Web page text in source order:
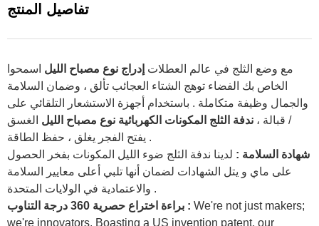
تفاصيل المنتج
مع وضع الثلج في عالم العطلات إدراج نوع مصباح الليل اسمحوا
الخاص بك الفضاء توهج الشتاء العجائب تألق ، وضمان السلامة
والجمال وظيفة متكاملة . باستخدام أجهزة الاستشعار التلقائي على
/ قبالة ، ندفة الثلج المكونات الكهربائية نوع مصباح الليل الغسق
يفتح الفجر يغلق ، حفظ الطاقة .
شهادة السلامة : لدينا ندفة الثلج ضوء الليل المكونات بفخر الحصول
على ماي و يتل الشهادات لضمان أنها تلبي أعلى معايير السلامة
والاعتمادية في الولايات المتحدة .
براءة اختراع حصرية 360 درجة التناوب : We're not just makers;
we're innovators. Boasting a US invention patent, our